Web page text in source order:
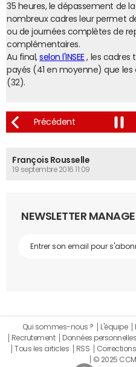
35 heures, le dépassement de
nombreux cadres leur permet
ou de journées complètes de
complémentaires.
Au final,selon l'INSEE , les cadres
payés (41 en moyenne) que les
(32).
François Rousselle
19 septembre 2016 11:09
NEWSLETTER
Qui sommes-nous ? L'équipe
Recrutement
Données personnelles
Tous les articles
RSS Corrections
© 2025